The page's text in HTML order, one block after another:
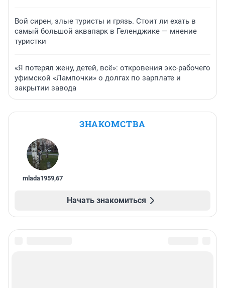
Вой сирен, злые туристы и грязь. Стоит ли ехать в
самый большой аквапарк в Геленджике — мнение
туристки
«Я потерял жену, детей, всё»: откровения экс-рабочего
уфимской «Лампочки» о долгах по зарплате и
закрытии завода
ЗНАКОМСТВА
mlada1959,67
Начать знакомиться